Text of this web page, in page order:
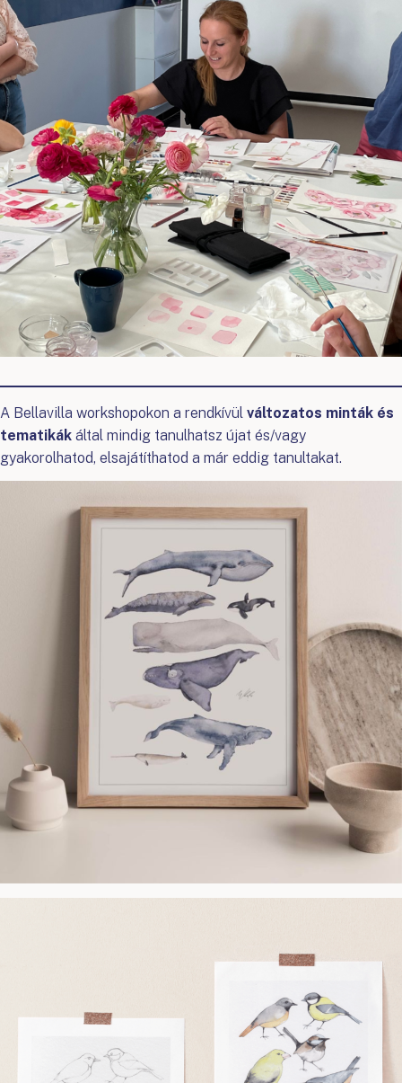
A Bellavilla workshopokon a rendkívül változatos minták és
tematikák által mindig tanulhatsz újat és/vagy
gyakorolhatod, elsajátíthatod a már eddig tanultakat.